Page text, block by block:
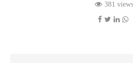
381 views